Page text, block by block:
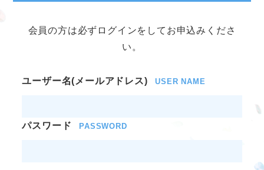
会員の方は必ずログインをしてお申込みくださ
い。
ユーザー名(メールアドレス) USER NAME
パスワード PASSWORD